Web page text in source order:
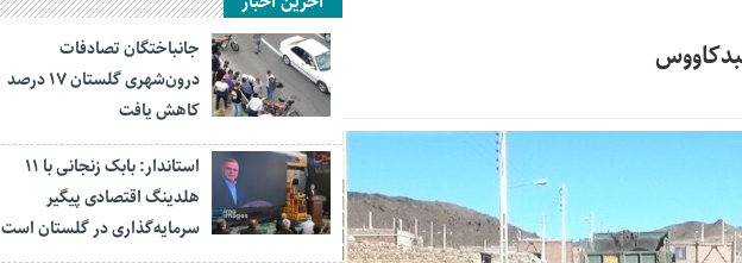
جانباختگان تصادفات
درون‌شهری گلستان ۱۷ درصد
کاهش یافت
استاندار: بابک زنجانی با ۱۱
هلدینگ اقتصادی پیگیر
سرمایه‌گذاری در گلستان است